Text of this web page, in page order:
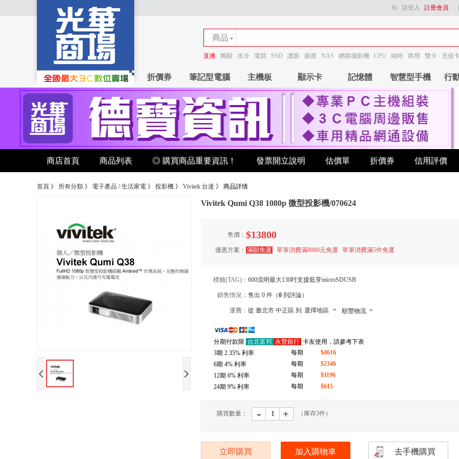
Hi 請登入 註冊會員
商品
商店
直播 獨顯 水冷 電競 SSD 護眼 曲面 NAS 網路攝影機 CPU 縮時 商用 雙卡 充值
折價券 筆記型電腦 主機板 顯示卡 記憶體 智慧型手機 行
商店首頁 商品列表 ◎ 購買商品重要資訊！ 發票開立說明 估價單 折價券 信用評價
首頁 》 所有分類 》 電子產品 / 生活家電 》 投影機 》 Vivitek 台達 》 商品詳情
Vivitek Qumi Q38 1080p 微型投影機/070624
售價： $13800
優惠方案： 滿額免運 單筆消費滿8000元免運 單筆消費滿5件免運
標籤(TAG)： 600流明最大130吋支援藍芽microSDUSB
銷售情況： 售出 0 件（0 則評論）
運費： 從 臺北市 中正區 到 選擇地區 順豐物流
郵局
分期付款限 台北富邦 永豐銀行 卡友使用，請參考下表
3期 2.35% 利率 每期
$4616
6期 4% 利率 每期
$2346
12期 6% 利率 每期
$1196
24期 9% 利率 每期 $615
購買數量： - ﹢ （庫存3件）
立即購買 加入購物車 去手機購買